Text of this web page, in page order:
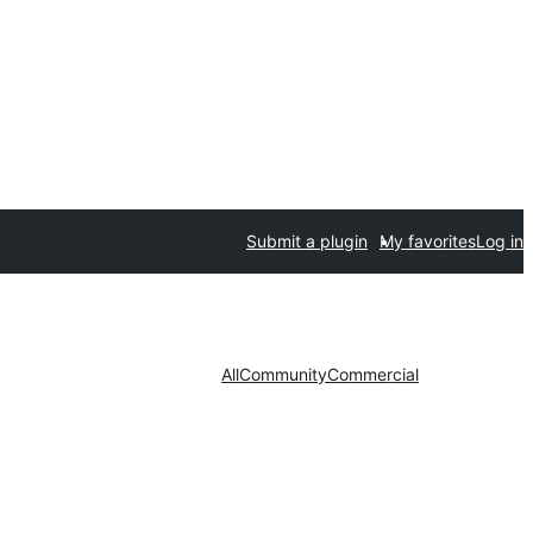
Submit a plugin My favoritesLog in
AllCommunityCommercial